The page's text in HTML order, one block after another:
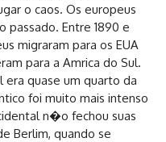
o caos. Os europeus
passado. Entre 1890 e
migraram para os EUA
para a Amrica do Sul.
quase um quarto da
foi muito mais intenso
n�o fechou suas
Berlim, quando se